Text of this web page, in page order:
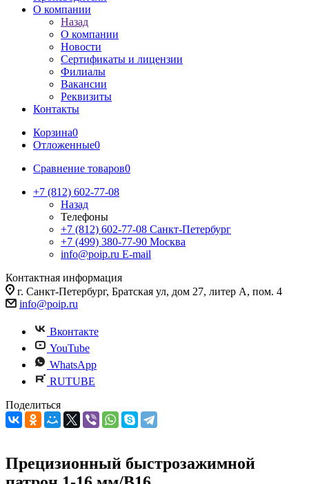
О компании
Назад
О компании
Новости
Сертификаты и лицензии
Филиалы
Вакансии
Реквизиты
Контакты
Корзина0
Отложенные0
Сравнение товаров0
+7 (812) 602-77-08
Назад
Телефоны
+7 (812) 602-77-08 Санкт-Петербург
+7 (499) 380-77-90 Москва
info@poip.ru E-mail
Контактная информация
г. Санкт-Петербург, Братская ул, дом 27, литер А, пом. 4
info@poip.ru
Вконтакте
YouTube
WhatsApp
RUTUBE
Поделиться
Прецизионный быстрозажимной